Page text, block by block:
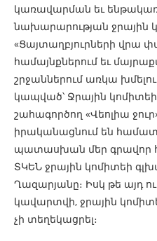
կառավարման եւ
նախարարության ջրային
«Ցայտաղբյուրների վրա
համայնքներում եւ
շրջաններում առկա
կապված՝ Ջրային
շահագործող «Վեոլիա
իրականացնում են
պատասխան մեր գրավոր
ՏԿԵՆ ջրային կոմիտեի
Ղազարյանը։ Իսկ թե այդ
կավարտվի, ջրային
չի տեղեկացրել։